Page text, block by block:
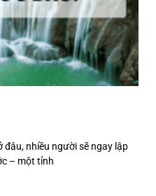
đâu, nhiều người sẽ ngay lập
– một tỉnh